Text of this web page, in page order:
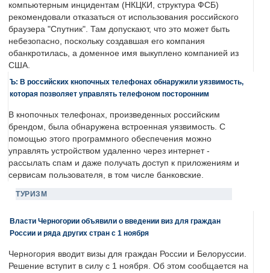
компьютерным инцидентам (НКЦКИ, структура ФСБ)
рекомендовали отказаться от использования российского
браузера "Спутник". Там допускают, что это может быть
небезопасно, поскольку создавшая его компания
обанкротилась, а доменное имя выкуплено компанией из
США.
Ъ: В российских кнопочных телефонах обнаружили уязвимость,
которая позволяет управлять телефоном посторонним
В кнопочных телефонах, произведенных российским
брендом, была обнаружена встроенная уязвимость. С
помощью этого программного обеспечения можно
управлять устройством удаленно через интернет -
рассылать спам и даже получать доступ к приложениям и
сервисам пользователя, в том числе банковские.
ТУРИЗМ
Власти Черногории объявили о введении виз для граждан
России и ряда других стран с 1 ноября
Черногория вводит визы для граждан России и Белоруссии.
Решение вступит в силу с 1 ноября. Об этом сообщается на